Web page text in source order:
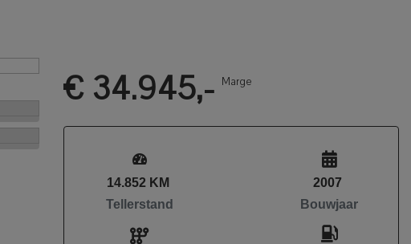
€ 34.945,- Marge
14.852 KM
Tellerstand
2007
Bouwjaar